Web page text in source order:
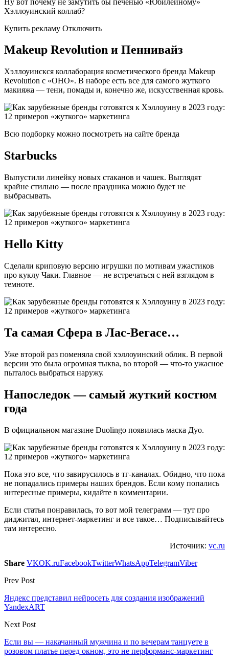
Хэллоуинский коллаб?
Купить рекламу Отключить
Makeup Revolution и Пеннивайз
Хэллоуинскся коллаборация косметического бренда Makeup
Revolution с «ОНО». В наборе есть все для самого жуткого
макияжа — тени, помады и, конечно же, искусственная кровь.
Всю подборку можно посмотреть на сайте бренда
Starbucks
Выпустили линейку новых стаканов и чашек. Выглядят
крайне стильно — после праздника можно будет не
выбрасывать.
Hello Kitty
Сделали криповую версию игрушки по мотивам ужастиков
про куклу Чаки. Главное — не встречаться с ней взглядом в
темноте.
Та самая Сфера в Лас-Вегасе…
Уже второй раз поменяла свой хэллоуинский облик. В первой
версии это была огромная тыква, во второй — что-то ужасное
пыталось выбраться наружу.
Напоследок — самый жуткий костюм
года
В официальном магазине Duolingo появилась маска Дуо.
Пока это все, что завирусилось в тг-каналах. Обидно, что пока
не попадались примеры наших брендов. Если кому попались
интересные примеры, кидайте в комментарии.
Если статья понравилась, то вот мой телеграмм — тут про
диджитал, интернет-маркетинг и все такое… Подписывайтесь
там интересно.
Источник: vc.ru
Share VKOK.ruFacebookTwitterWhatsAppTelegramViber
Prev Post
Яндекс представил нейросеть для создания изображений
YandexART
Next Post
Если вы — накачанный мужчина и по вечерам танцуете в
розовом платье перед окном, это не перформанс-маркетинг